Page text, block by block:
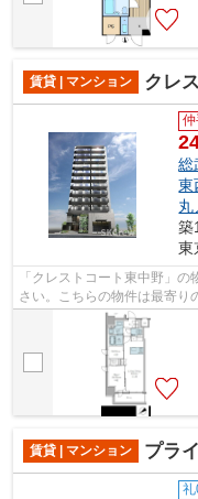
賃貸 | マンション クレ
総
東
丸
築
東
「クレストコート東中野」
さい。こちらの物件は最寄り
が250m以内にあります。共用
賃貸 | マンション プラ